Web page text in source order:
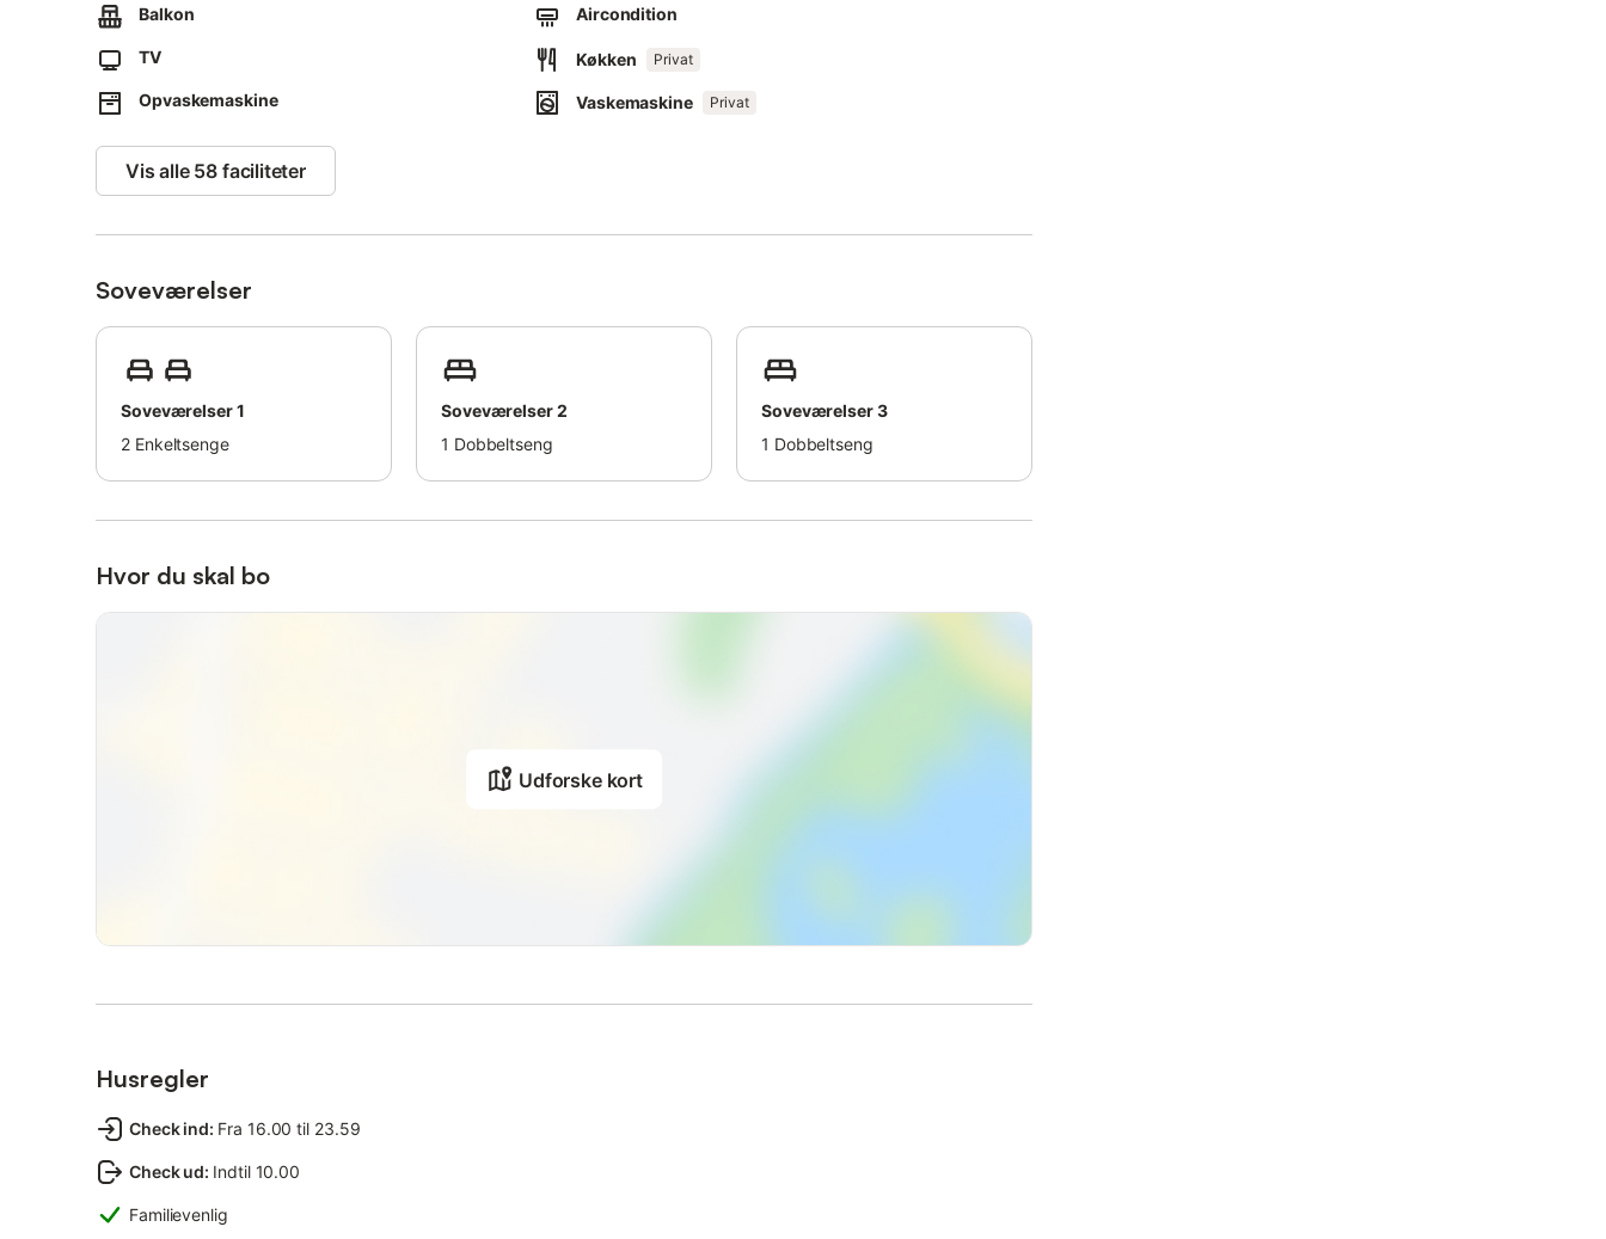
strandpromenaden, hvor der også er et par restauranter, i østlig retning til sandstranden Platja de Son Serra de Marina.
Et lille supermarked ligger ca. 550m fra boligen og er 7 minutters gang væk. Palma de Mallorca Lufthavn ligger 57
En garage er tilgængelig til din bil.
Kæledyr er ikke tilladt.
Balkon Aircondition
TV Køkken Privat
Opvaskemaskine Vaskemaskine Privat
Vis alle 58 faciliteter
Soveværelser
Soveværelser 1
2 Enkeltsenge
Soveværelser 2
1 Dobbeltseng
Soveværelser 3
1 Dobbeltseng
Hvor du skal bo
Udforske kort
Husregler
Check ind: Fra 16.00 til 23.59
Check ud: Indtil 10.00
Familievenlig